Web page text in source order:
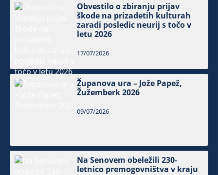
Obvestilo o zbiranju prijav
škode na prizadetih kulturah
zaradi posledic neurij s točo v
letu 2026
17/07/2026
Županova ura – Jože Papež,
Žužemberk 2026
09/07/2026
Na Senovem obeležili 230-
letnico premogovništva v kraju